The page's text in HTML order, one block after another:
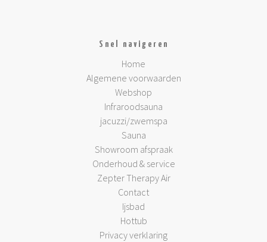
Snel navigeren
Home
Algemene voorwaarden
Webshop
Infraroodsauna
jacuzzi/zwemspa
Sauna
Showroom afspraak
Onderhoud & service
Zepter Therapy Air
Contact
Ijsbad
Hottub
Privacy verklaring